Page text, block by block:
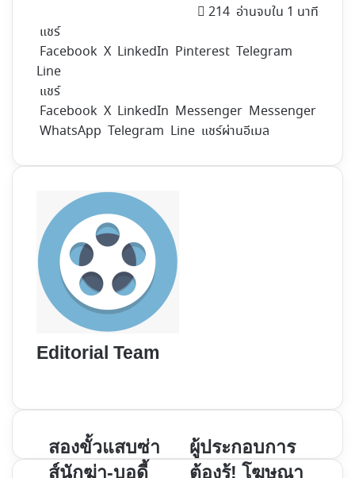
214 อ่านจบใน 1 นาที
แชร์
Facebook X LinkedIn Pinterest Telegram
Line
แชร์
Facebook X LinkedIn Messenger Messenger
WhatsApp Telegram Line แชร์ผ่านอีเมล
Editorial Team
สอง
ขั้ว
สองขั้วแสบซ่า
ส์นักฆ่า-บอดี้
ผู้
ประกอบ
ผู้ประกอบการ
ต้องรู้! โฆษณา